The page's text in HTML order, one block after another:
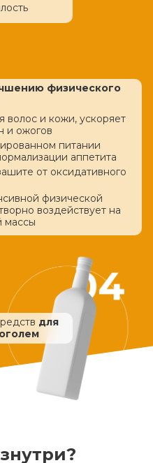
физического
волос и кожи, ускоряет
и ожогов
питании
аппетита
от оксидативного
физической
воздействует на
массы
для